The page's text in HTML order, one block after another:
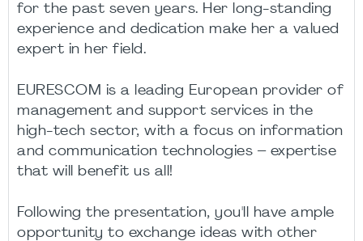
for the past seven years. Her long-standing
experience and dedication make her a valued
expert in her field.
EURESCOM is a leading European provider of
management and support services in the
high-tech sector, with a focus on information
and communication technologies – expertise
that will benefit us all!
Following the presentation, you'll have ample
opportunity to exchange ideas with other